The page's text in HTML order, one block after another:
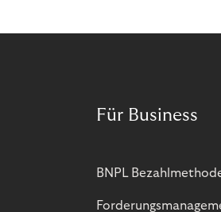
Für Business
BNPL